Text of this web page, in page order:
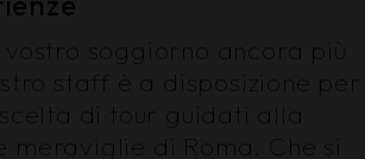
soggiorno ancora più
staff è a disposizione per
di tour guidati alla
meraviglie di Roma. Che si